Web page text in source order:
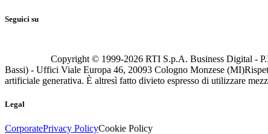
Seguici su
Copyright © 1999-2026 RTI S.p.A. Business Digital -
Bassi) - Uffici Viale Europa 46, 20093 Cologno Monzese (MI)
artificiale generativa. È altresì fatto divieto espresso di utilizzare
Legal
CorporatePrivacy PolicyCookie Policy